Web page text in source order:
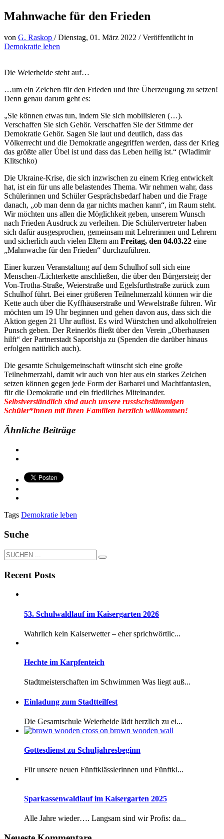
Mahnwache für den Frieden
von G. Raskop /Dienstag, 01. März 2022 /Veröffentlicht in
Demokratie leben
Die Weierheide steht auf…
…um ein Zeichen für den Frieden und ihre Überzeugung zu setzen!
Denn genau darum geht es:
„Sie können etwas tun, indem Sie sich mobilisieren (…).
Verschaffen Sie sich Gehör. Verschaffen Sie der Stimme der
Demokratie Gehör. Sagen Sie laut und deutlich, dass das
Völkerrecht und die Demokratie angegriffen werden, dass der Krieg
das größte aller Übel ist und dass das Leben heilig ist.“ (Wladimir
Klitschko)
Die Ukraine-Krise, die sich inzwischen zu einem Krieg entwickelt
hat, ist ein für uns alle belastendes Thema. Wir nehmen wahr, dass
Schülerinnen und Schüler Gesprächsbedarf haben und die Frage
danach, „ob man denn da gar nichts machen kann“, im Raum steht.
Wir möchten uns allen die Möglichkeit geben, unserem Wunsch
nach Frieden Ausdruck zu verleihen. Die Schülervertreter haben
sich dafür ausgesprochen, gemeinsam mit Lehrerinnen und Lehrern
und sicherlich auch vielen Eltern am Freitag, den 04.03.22 eine
„Mahnwache für den Frieden“ durchzuführen.
Einer kurzen Veranstaltung auf dem Schulhof soll sich eine
Menschen-/Lichterkette anschließen, die über den Bürgersteig der
Von-Trotha-Straße, Weierstraße und Egelsfurthstraße zurück zum
Schulhof führt. Bei einer größeren Teilnehmerzahl können wir die
Kette auch über die Kyffhäuserstraße und Wewelstraße führen. Wir
möchten um 19 Uhr beginnen und gehen davon aus, dass sich die
Aktion gegen 21 Uhr auflöst. Es wird Würstchen und alkoholfreien
Punsch geben. Der Reinerlös fließt über den Verein „Oberhausen
hilft“ der Partnerstadt Saporishja zu (Spenden die darüber hinaus
erfolgen natürlich auch).
Die gesamte Schulgemeinschaft wünscht sich eine große
Teilnehmerzahl, damit wir auch von hier aus ein starkes Zeichen
setzen können gegen jede Form der Barbarei und Machtfantasien,
für die Demokratie und ein friedliches Miteinander.
Selbstverständlich sind auch unsere russischstämmigen
Schüler*innen mit ihren Familien herzlich willkommen!
Ähnliche Beiträge
Tags Demokratie leben
Suche
Recent Posts
53. Schulwaldlauf im Kaisergarten 2026
Wahrlich kein Kaiserwetter – eher sprichwörtlic...
Hechte im Karpfenteich
Stadtmeisterschaften im Schwimmen Was liegt auß...
Einladung zum Stadtteilfest
Die Gesamtschule Weierheide lädt herzlich zu ei...
Gottesdienst zu Schuljahresbeginn
Für unsere neuen Fünftklässlerinnen und Fünftkl...
Sparkassenwaldlauf im Kaisergarten 2025
Alle Jahre wieder…. Langsam sind wir Profis: da...